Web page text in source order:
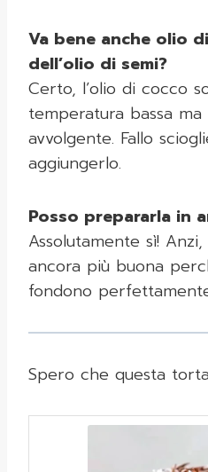
Va bene anche olio
dell’olio di semi?
Certo, l’olio di cocco
temperatura bassa
avvolgente. Fallo
aggiungerlo.
Posso prepararla in
Assolutamente sì!
ancora più buona
fondono
Spero che questa